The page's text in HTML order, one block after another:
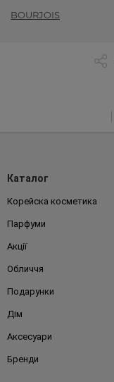
BOURJOIS
Каталог
Корейска косметика
Парфуми
Акції
Обличчя
Подарунки
Дім
Аксесуари
Бренди